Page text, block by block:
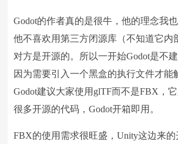
Godot的作者真的是很牛，他的理念我
他不喜欢用第三方闭源库（不知道它内
对方是开源的。所以一开始Godot是不
因为需要引入一个黑盒的执行文件才能
Godot建议大家使用glTF而不是FBX，
很多开源的代码，Godot开箱即用。
FBX的使用需求很旺盛，Unity这边来